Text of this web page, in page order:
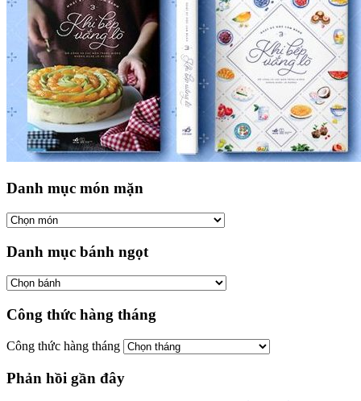
Danh mục món mặn
Danh mục bánh ngọt
Công thức hàng tháng
Công thức hàng tháng
Phản hồi gần đây